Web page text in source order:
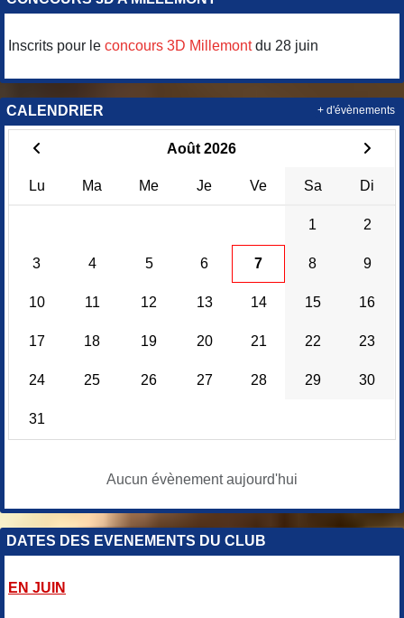
Inscrits pour le concours 3D Millemontdu 28 juin
CALENDRIER
Août 2026
Lu Ma Me Je Ve Sa Di
1 2
3 4 5 6 7 8 9
10 11 12 13 14 15 16
17 18 19 20 21 22 23
24 25 26 27 28 29 30
31
Aucun évènement aujourd'hui
+ d'évènements
DATES DES EVENEMENTS DU CLUB
EN JUIN